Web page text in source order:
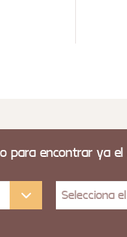
para encontrar ya
Selecciona